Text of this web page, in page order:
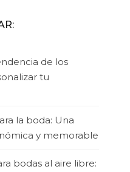
de los
tu
la boda: Una
y memorable
bodas al aire libre: